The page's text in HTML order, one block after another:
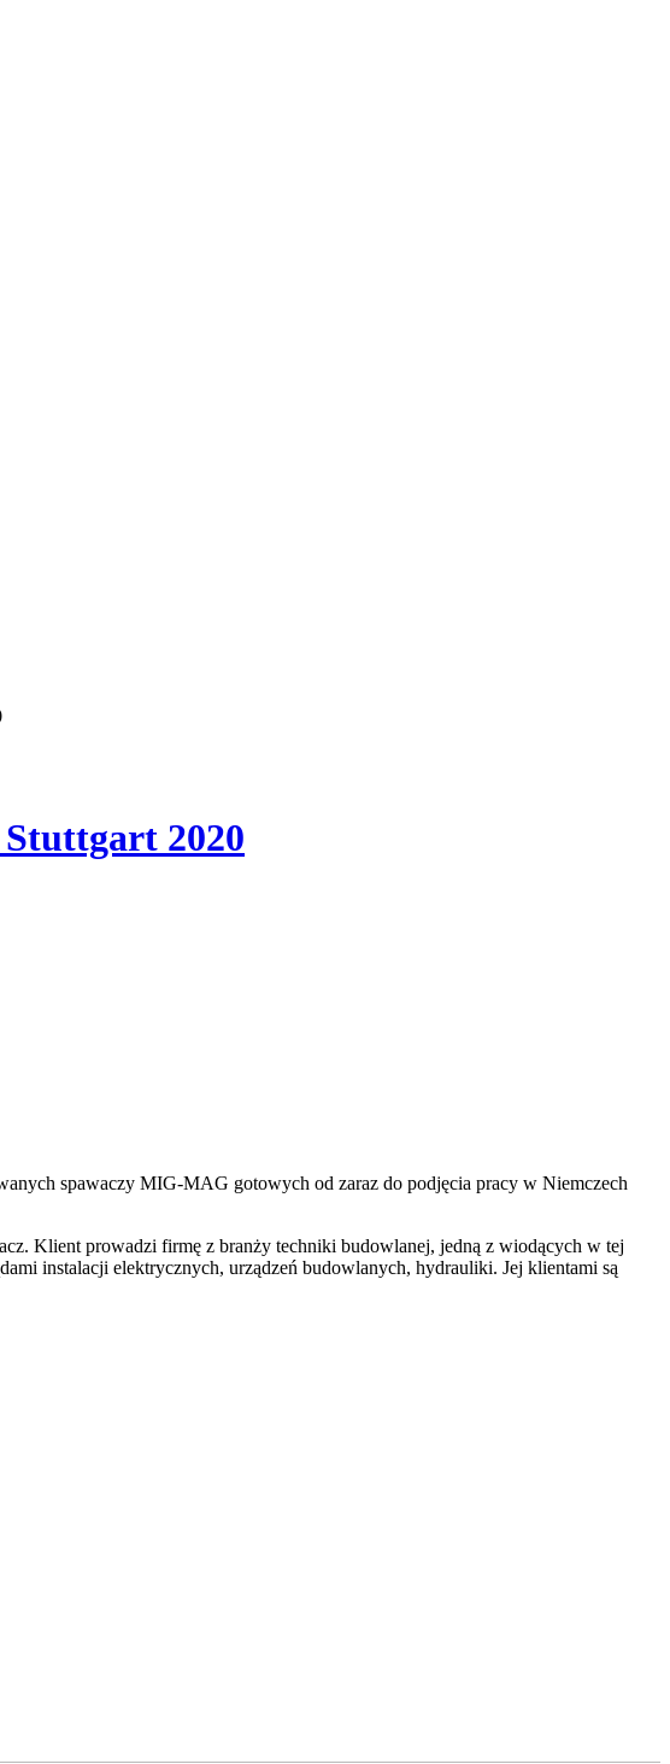
2020
spawaczy MIG-MAG gotowych od zaraz do podjęcia pracy w Niemczech
Klient prowadzi firmę z branży techniki budowlanej, jedną z wiodących w tej
instalacji elektrycznych, urządzeń budowlanych, hydrauliki. Jej klientami są